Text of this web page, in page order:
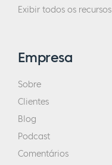
Exibir todos os recursos
Empresa
Sobre
Clientes
Blog
Podcast
Comentários